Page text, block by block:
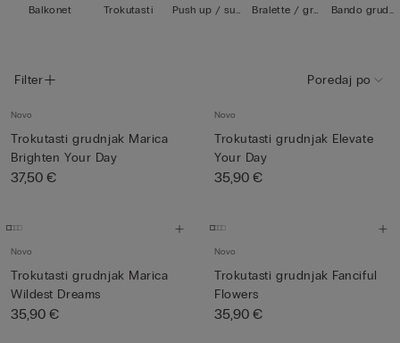
Balkonet Trokutasti
Push up / sup
Bralette / gru
Bando grudnj
Filter Poredaj po
Novo
Trokutasti grudnjak Marica
Brighten Your Day
37,50 €
Novo
Trokutasti grudnjak Elevate
Your Day
35,90 €
Novo
Trokutasti grudnjak Marica
Wildest Dreams
35,90 €
Novo
Trokutasti grudnjak Fanciful
Flowers
35,90 €